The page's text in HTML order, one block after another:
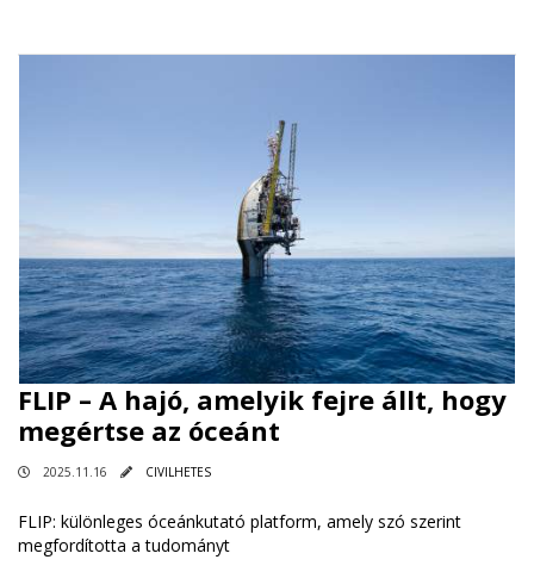
FLIP – A hajó, amelyik fejre állt, hogy
megértse az óceánt
2025.11.16 CIVILHETES
FLIP: különleges óceánkutató platform, amely szó szerint
megfordította a tudományt